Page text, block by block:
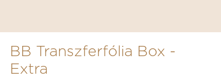
BB Transzferfólia Box -
Extra